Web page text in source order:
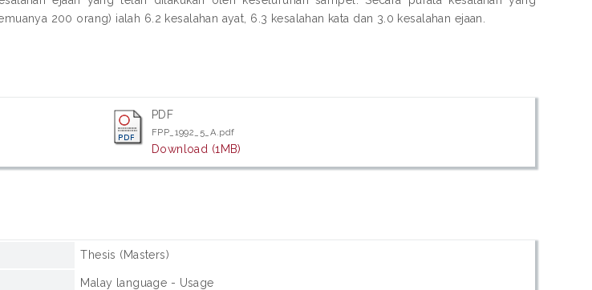
200 orang) ialah 6.2 kesalahan ayat, 6.3 kesalahan kata dan 3.0 kesalahan ejaan.
PDF
FPP_1992_5_A.pdf
Download (1MB)
Thesis (Masters)
Malay language - Usage